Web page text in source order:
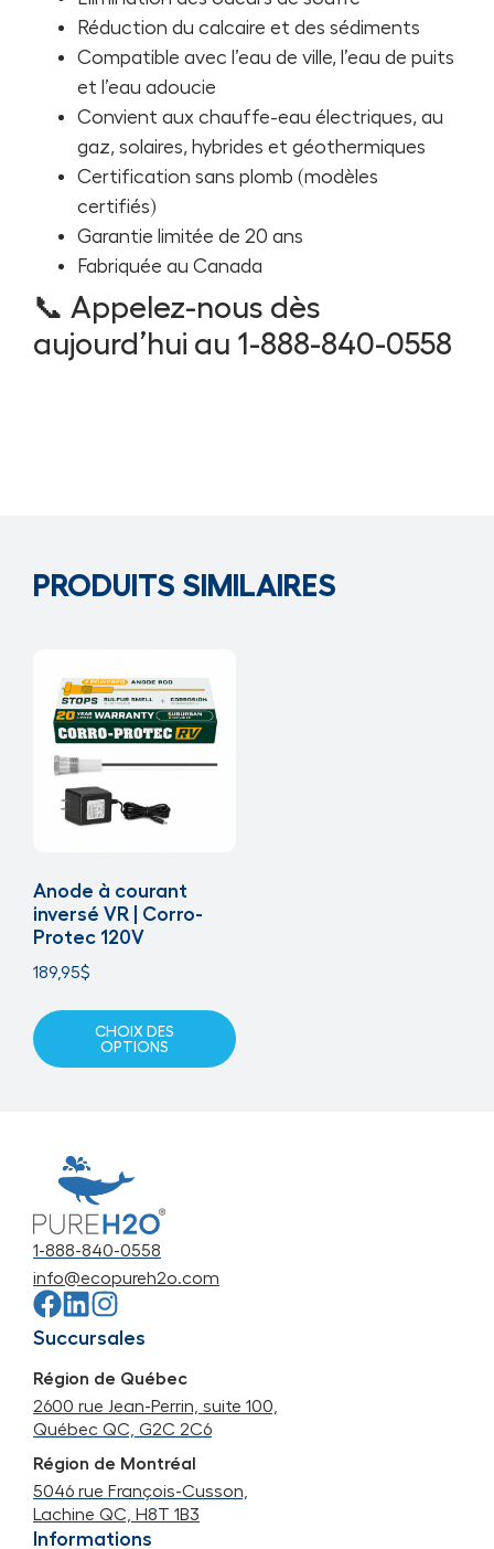
Réduction du calcaire et des sédiments
Compatible avec l’eau de ville, l’eau de puits
et l’eau adoucie
Convient aux chauffe-eau électriques, au
gaz, solaires, hybrides et géothermiques
Certification sans plomb (modèles
certifiés)
Garantie limitée de 20 ans
Fabriquée au Canada
📞 Appelez-nous dès
aujourd’hui au 1-888-840-0558
PRODUITS SIMILAIRES
Anode à courant
inversé VR | Corro-
Protec 120V
189,95$
CHOIX DES
OPTIONS
1-888-840-0558
info@ecopureh2o.com
Succursales
Région de Québec
2600 rue Jean-Perrin, suite 100,
Québec QC, G2C 2C6
Région de Montréal
5046 rue François-Cusson,
Lachine QC, H8T 1B3
Informations